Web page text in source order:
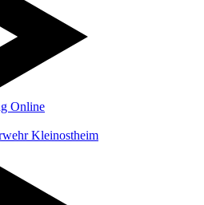
Online
Kleinostheim